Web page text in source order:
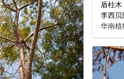
盾柱木
李西贝
华南植